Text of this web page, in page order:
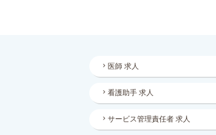
医師 求人
看護助手 求人
サービス管理責任者 求人